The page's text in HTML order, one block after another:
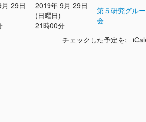
29日
2019年 9月 29日
(日曜日)
21時00分
第５研究グル
会
チェックした予定を: